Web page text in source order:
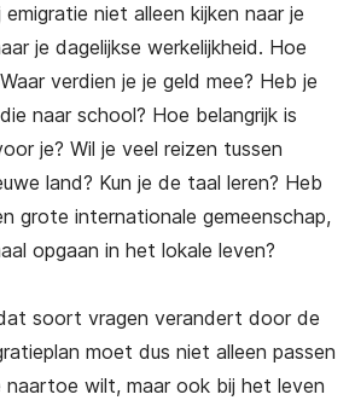
niet alleen kijken naar je
je dagelijkse werkelijkheid. Hoe
verdien je je geld mee? Heb je
naar school? Hoe belangrijk is
je? Wil je veel reizen tussen
land? Kun je de taal leren? Heb
grote internationale gemeenschap,
opgaan in het lokale leven?
soort vragen verandert door de
moet dus niet alleen passen
naartoe wilt, maar ook bij het leven